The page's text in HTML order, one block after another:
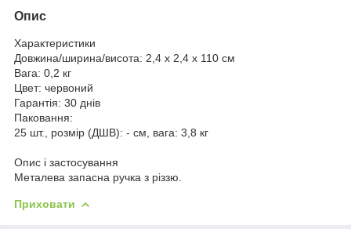
Опис
Характеристики
Довжина/ширина/висота: 2,4 х 2,4 х 110 см
Вага: 0,2 кг
Цвет: червоний
Гарантія: 30 днів
Паковання:
25 шт., розмір (ДШВ): - см, вага: 3,8 кг
Опис і застосування
Металева запасна ручка з різзю.
Приховати